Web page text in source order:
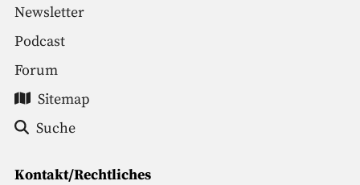
Newsletter
Podcast
Forum
Sitemap
Suche
Kontakt/Rechtliches